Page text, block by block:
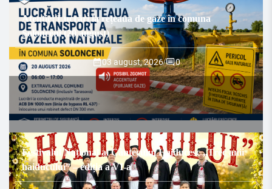
Atenție! Lucrări la rețeaua de gaze în comuna
Solonceni (20 august)
03 august, 2026/ 0
Festivalul Național al Cântecului Haiducesc „Trec anii
haiducului” – ediția a VI-a